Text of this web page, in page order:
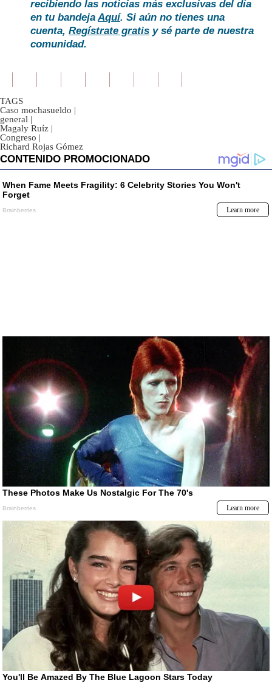
recibiendo las noticias más exclusivas del día
en tu bandejaAquí. Si aún no tienes una
cuenta, Regístrate gratis y sé parte de nuestra
comunidad.
TAGS
Caso mochasueldo |
general |
Magaly Ruíz |
Congreso |
Richard Rojas Gómez